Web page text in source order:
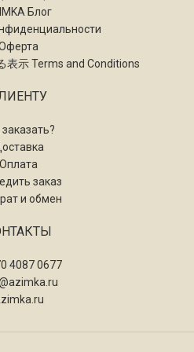
Блог
表示 Terms and Conditions
Оплата
заказ
и обмен
4087 0677